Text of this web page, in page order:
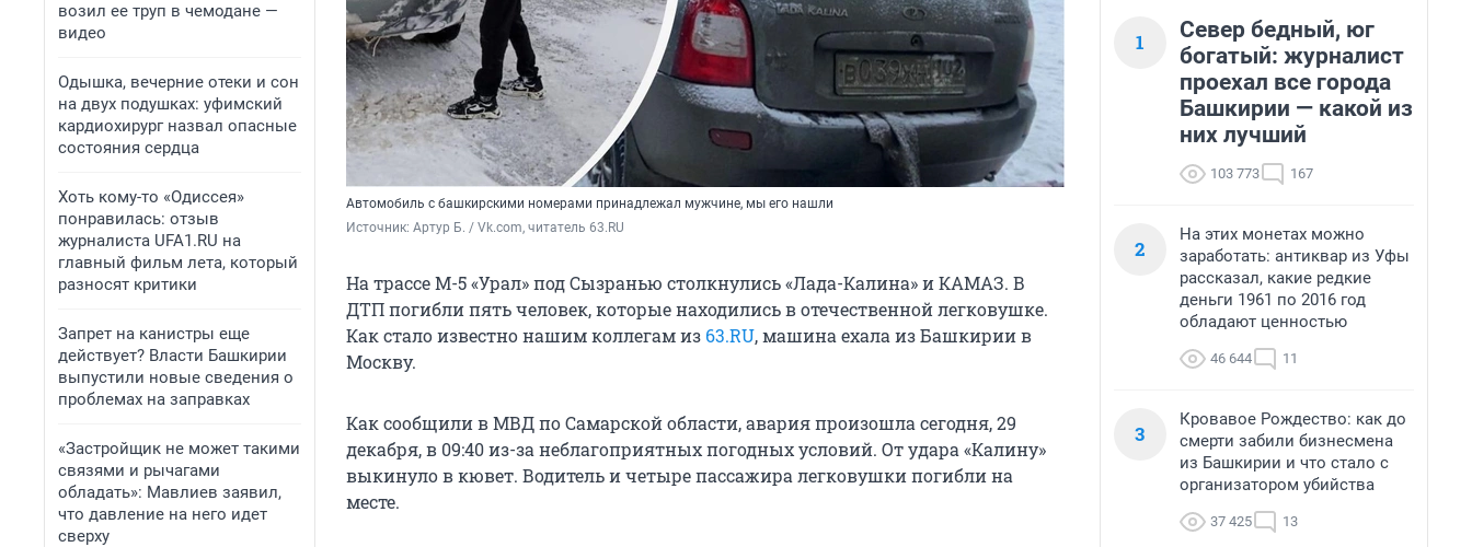
возил ее труп в чемодане —
видео
Одышка, вечерние отеки и сон
на двух подушках: уфимский
кардиохирург назвал опасные
состояния сердца
Хоть кому-то «Одиссея»
понравилась: отзыв
журналиста UFA1.RU на
главный фильм лета, который
разносят критики
Запрет на канистры еще
действует? Власти Башкирии
выпустили новые сведения о
проблемах на заправках
«Застройщик не может такими
связями и рычагами
обладать»: Мавлиев заявил,
что давление на него идет
сверху
Автомобиль с башкирскими номерами принадлежал мужчине, мы его нашли
Источник: Артур Б. / Vk.com, читатель 63.RU
На трассе М-5 «Урал» под Сызранью столкнулись «Лада-Калина» и КАМАЗ. В
ДТП погибли пять человек, которые находились в отечественной легковушке.
Как стало известно нашим коллегам из 63.RU, машина ехала из Башкирии в
Москву.
Как сообщили в МВД по Самарской области, авария произошла сегодня, 29
декабря, в 09:40 из-за неблагоприятных погодных условий. От удара «Калину»
выкинуло в кювет. Водитель и четыре пассажира легковушки погибли на
месте.
1
Север бедный, юг
богатый: журналист
проехал все города
Башкирии — какой из
них лучший
103 773 167
2
На этих монетах можно
заработать: антиквар из Уфы
рассказал, какие редкие
деньги 1961 по 2016 год
обладают ценностью
46 644 11
3
Кровавое Рождество: как до
смерти забили бизнесмена
из Башкирии и что стало с
организатором убийства
37 425 13